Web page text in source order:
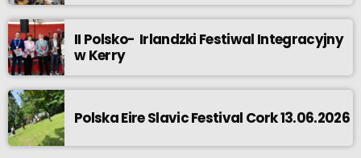
II Polsko- Irlandzki Festiwal Integracyjny
w Kerry
Polska Eire Slavic Festival Cork 13.06.2026